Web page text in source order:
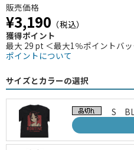
販売価格
¥3,190 （税込）
獲得ポイント
最大 29 pt ＜最大1％ポイントバ
ポイントについて
サイズとカラーの選択
S